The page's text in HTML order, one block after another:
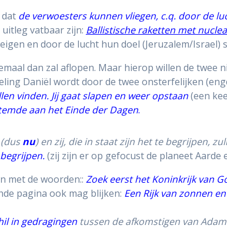
de verwoesters kunnen vliegen, c.q. door de
vatbaar zijn: Ballistische raketten met
en door de lucht hun doel (Jeruzalem/Israel)
dan zal aflopen. Maar hierop willen de twee
Daniël wordt door de twee onsterfelijken
vinden. Jij gaat slapen en weer opstaan(een
aan het Einde der Dagen.
nu) en zij, die in staat zijn het te begrijpen,
(zij zijn er op gefocust de planeet Aarde
met de woorden::Zoek eerst het Koninkrijk van
pagina ook mag blijken: Een Rijk van zonnen
in gedragingen tussen de afkomstigen van